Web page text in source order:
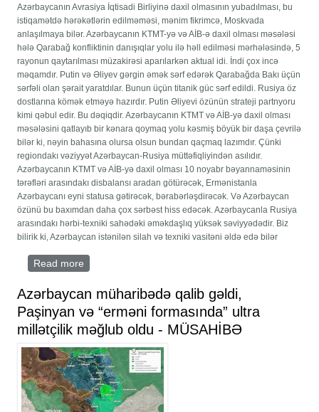
Azərbaycanın Avrasiya İqtisadi Birliyinə daxil olmasının yubadılması, bu
istiqamətdə hərəkətlərin edilməməsi, mənim fikrimcə, Moskvada
anlaşılmaya bilər. Azərbaycanın KTMT-yə və AİB-ə daxil olması məsələsi
hələ Qarabağ konfliktinin danışıqlar yolu ilə həll edilməsi mərhələsində, 5
rayonun qaytarılması müzakirəsi aparılarkən aktual idi. İndi çox incə
məqamdır. Putin və Əliyev gərgin əmək sərf edərək Qarabağda Bakı üçün
sərfəli olan şərait yaratdılar. Bunun üçün titanik güc sərf edildi. Rusiya öz
dostlarına kömək etməyə hazırdır. Putin Əliyevi özünün strateji partnyoru
kimi qəbul edir. Bu dəqiqdir. Azərbaycanın KTMT və AİB-yə daxil olması
məsələsini qatlayıb bir kənara qoymaq yolu kəsmiş böyük bir daşa çevrilə
bilər ki, nəyin bahasına olursa olsun bundan qaçmaq lazımdır. Çünki
regiondakı vəziyyət Azərbaycan-Rusiya müttəfiqliyindən asılıdır.
Azərbaycanın KTMT və AİB-yə daxil olması 10 noyabr bəyannaməsinin
tərəfləri arasındakı disbalansı aradan götürəcək, Ermənistanla
Azərbaycanı eyni statusa gətirəcək, bərabərləşdirəcək. Və Azərbaycan
özünü bu baxımdan daha çox sərbəst hiss edəcək. Azərbaycanla Rusiya
arasındakı hərbi-texniki sahədəki əməkdaşlıq yüksək səviyyədədir. Biz
bilirik ki, Azərbaycan istənilən silah və texniki vasitəni əldə edə bilər
Read more
vaxtı gəlib çatıb
Azərbaycan müharibədə qalib gəldi,
Paşinyan və “erməni formasında” ultra
millətçilik məğlub oldu - MÜSAHİBƏ